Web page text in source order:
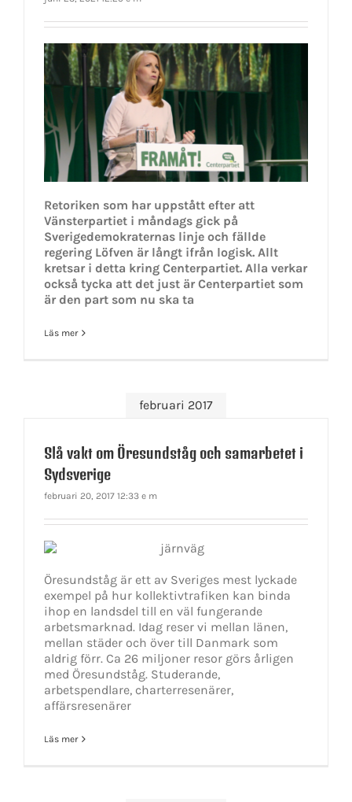
Retoriken som har uppstått efter att
Vänsterpartiet i måndags gick på
Sverigedemokraternas linje och fällde
regering Löfven är långt ifrån logisk. Allt
kretsar i detta kring Centerpartiet. Alla verkar
också tycka att det just är Centerpartiet som
är den part som nu ska ta
Läs mer
februari 2017
Slå vakt om Öresundståg och samarbetet i
Sydsverige
februari 20, 2017 12:33 e m
Öresundståg är ett av Sveriges mest lyckade
exempel på hur kollektivtrafiken kan binda
ihop en landsdel till en väl fungerande
arbetsmarknad. Idag reser vi mellan länen,
mellan städer och över till Danmark som
aldrig förr. Ca 26 miljoner resor görs årligen
med Öresundståg. Studerande,
arbetspendlare, charterresenärer,
affärsresenärer
Läs mer